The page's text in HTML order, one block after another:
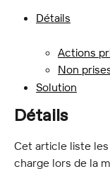
Détails
Actions
Non
Solution
Détails
Cet article liste
charge lors de la